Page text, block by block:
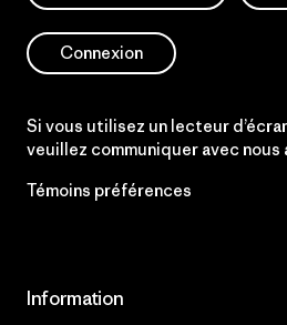
Connexion
Si vous utilisez un lecteur
veuillez communiquer avec nous
Témoins préférences
Information